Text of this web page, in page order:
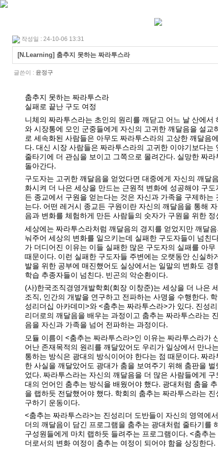
작성일 : 24-10-06 13:31
[N.Learning] 춤추지 못하는 짜라투스라
글쓴이 : 윤정구
춤추지 못하는 짜라투스라
실패로 끝난 구도 여정
니체의 짜라투스라는 초인의 원리를 깨닫고 어느 날 산에서
와 시장통에 모인 군중들에게 자신의 고귀한 깨달음을 설교
로 세속화된 사람들은 아무도 짜라투스라의 고상한 깨달음
다. 대신 시장 사람들은 짜라투스라의 고귀한 이야기보다는
줄타기에 더 관심을 보이고 그쪽으로 몰려간다. 실망한 짜
돌아간다.
구도자는 고귀한 깨달음을 얻었다면 대중에게 자신의 깨달
화시켜 더 나은 세상을 만드는 근원적 변화에 성공해야 구
든 종교에서 구원을 얻는다는 것은 자신과 가족을 구제하는
는다. 어떤 레거시 종교든 구원이란 자신의 깨달음을 통해
음과 변화를 체험하게 만든 사람들의 숫자가 구원을 위한 정
세상에는 짜라투스라처럼 깨달음의 경지를 얻었지만 깨달
눠주어 세상의 변화를 일으키는데 실패한 구도자들이 넘친
가 더디어진 이유는 이들 실패한 많은 구도자의 실패를 아
때문이다. 이런 실패한 구도자들 주변에는 오랫동안 신실하
발을 위한 공부에 매진했어도 실상에서는 일말의 변화도 경
학습 추종자들이 넘친다. 빈곤의 악순환이다.
(사)한국조직경영개발학회(회장 이창준)는 세상을 더 나은
조직, 인간의 개발을 연구하고 전파하는 사명을 수행한다.
성리더십 아카데미>와 <춤추는 짜라투스라>가 있다. 진성
리더로의 깨달음을 배우는 과정이고 춤추는 짜라투스라는
음을 자신과 가족을 넘어 전파하는 과정이다.
모듈 이름이 <춤추는 짜라투스라>인 이유는 짜라투스라가
어난 존재목적의 원리를 깨달았어도 우리가 일상에서 만나
통하는 방식은 광대의 방식이어야 한다는 점 때문이다. 짜
한 사실을 깨달았어도 광대가 춤을 보여주기 위해 춤판을
었다. 짜라투스라는 자신의 깨달음을 더 많은 사람들에게
대의 언어인 춤추는 방식을 배웠어야 했다. 광대처럼 춤을
을 랩하듯 전달했어야 했다. 학회의 춤추는 짜라투스라는
구하기 운동이다.
<춤추는 짜라투스라>는 진성리더 도반들이 자신의 영역에
더의 깨달음이 담긴 프로그램을 춤추는 광대처럼 줄타기를
구성원들에게 마치 랩하듯 들려주는 프로그램이다. <춤추
더로서의 변화 여정이 춤추는 여정이 되어야 함을 상징한다.